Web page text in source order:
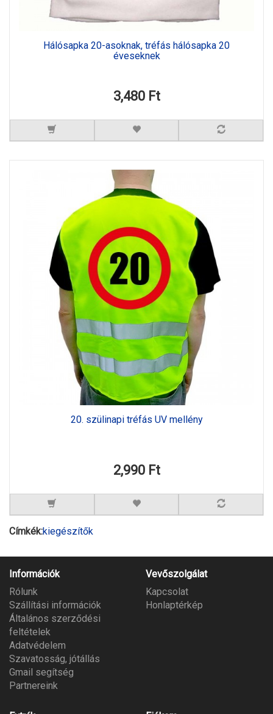
Hálósapka 20-asoknak, tréfás hálósapka 20
éveseknek
3,480 Ft
20. szülinapi tréfás UV mellény
2,990 Ft
Címkék:kiegészítők
Információk
Rólunk
Szállítási információk
Általános szerződési
feltételek
Adatvédelem
Szavatosság, jótállás
Gmail segítség
Partnereink
Vevőszolgálat
Kapcsolat
Honlaptérkép